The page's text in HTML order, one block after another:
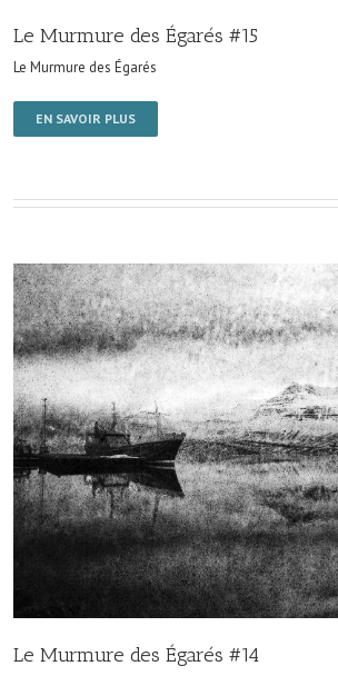
Le Murmure des Égarés #15
Le Murmure des Égarés
EN SAVOIR PLUS
Le Murmure des Égarés #14